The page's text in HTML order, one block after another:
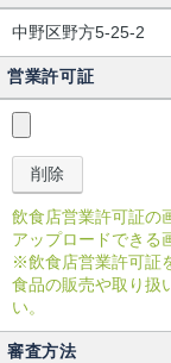
中野区野方5-25-2
営業許可証
飲食店営業許可証の
アップロードできる
※飲食店営業許可証
食品の販売や取り扱
い。
審査方法